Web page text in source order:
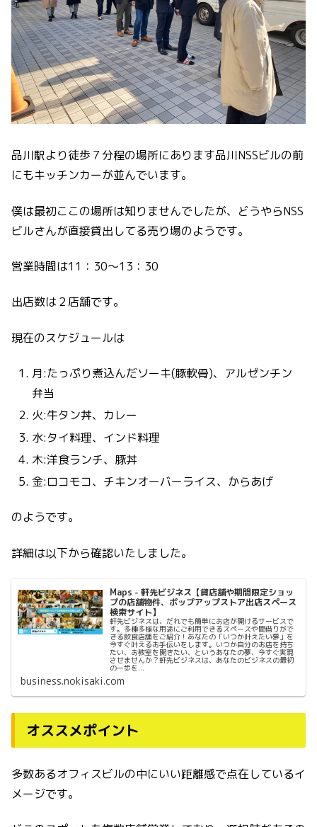
品川駅より徒歩７分程の場所にあります品川NSSビルの前
にもキッチンカーが並んでいます。
僕は最初ここの場所は知りませんでしたが、どうやらNSS
ビルさんが直接貸出してる売り場のようです。
営業時間は11：30～13：30
出店数は２店舗です。
現在のスケジュールは
月:たっぷり煮込んだソーキ(豚軟骨)、アルゼンチン
弁当
火:牛タン丼、カレー
水:タイ料理、インド料理
木:洋食ランチ、豚丼
金:ロコモコ、チキンオーバーライス、からあげ
のようです。
詳細は以下から確認いたしました。
Maps - 軒先ビジネス【貸店舗や期間限定ショッ
プの店舗物件、ポップアップストア出店スペース
検索サイト】
軒先ビジネスは、だれでも簡単にお店が開けるサービスで
す。多種多様な用途にご利用できるスペースや間借りがで
きる飲食店舗をご紹介！あなたの「いつか叶えたい夢」を
今すぐ叶えるお手伝いをします。いつか自分のお店を持ち
たい、お教室を開きたい、というあなたの夢、今すぐ実現
させませんか？軒先ビジネスは、あなたのビジネスの最初
の一歩を...
business.nokisaki.com
オススメポイント
多数あるオフィスビルの中にいい距離感で点在しているイ
メージです。